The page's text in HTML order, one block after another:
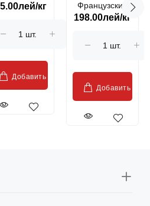
кг
Добавить
Французский
гриль, кг
198.00лей/кг
Добавить